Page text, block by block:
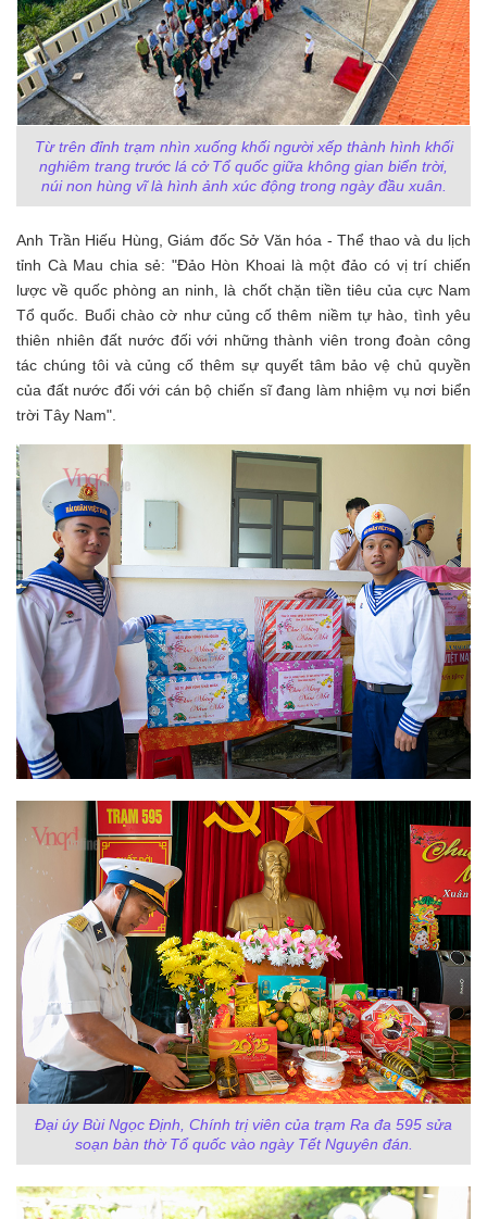
Từ trên đỉnh trạm nhìn xuống khối người xếp thành hình khối
nghiêm trang trước lá cở Tổ quốc giữa không gian biển trời,
núi non hùng vĩ là hình ảnh xúc động trong ngày đầu xuân.
Anh Trần Hiếu Hùng, Giám đốc Sở Văn hóa - Thể thao và du lịch
tỉnh Cà Mau chia sẻ: "Đảo Hòn Khoai là một đảo có vị trí chiến
lược về quốc phòng an ninh, là chốt chặn tiền tiêu của cực Nam
Tổ quốc. Buổi chào cờ như củng cố thêm niềm tự hào, tình yêu
thiên nhiên đất nước đối với những thành viên trong đoàn công
tác chúng tôi và củng cố thêm sự quyết tâm bảo vệ chủ quyền
của đất nước đối với cán bộ chiến sĩ đang làm nhiệm vụ nơi biển
trời Tây Nam".
Đại úy Bùi Ngọc Định, Chính trị viên của trạm Ra đa 595 sửa
soạn bàn thờ Tổ quốc vào ngày Tết Nguyên đán.